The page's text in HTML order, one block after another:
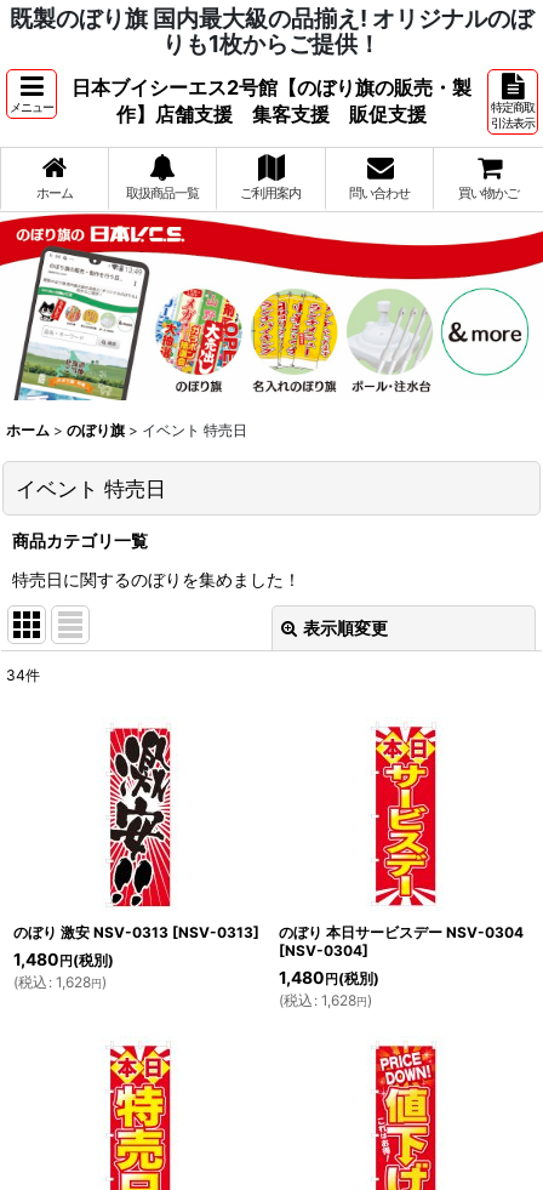
既製のぼり旗 国内最大級の品揃え! オリジナルのぼ
りも1枚からご提供！
メニュー
日本ブイシーエス2号館【のぼり旗の販売・製
作】店舗支援 集客支援 販促支援
特定商取
引法表示
ホーム 取扱商品一覧 ご利用案内 問い合わせ 買い物かご
ホーム > のぼり旗 > イベント 特売日
イベント 特売日
商品カテゴリ一覧
特売日に関するのぼりを集めました！
表示順変更
34件
のぼり 激安 NSV-0313 [NSV-0313]
1,480 円 (税別)
(税込 : 1,628円)
のぼり 本日サービスデー NSV-0304
[NSV-0304]
1,480 円 (税別)
(税込 : 1,628円)